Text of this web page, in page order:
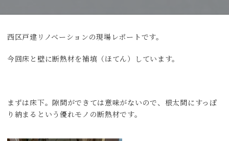
西区戸建リノベーションの現場レポートです。
今回床と壁に断熱材を補填（ほてん）しています。
まずは床下。隙間ができては意味がないので、根太間にすっぽ
り納まるという優れモノの断熱材です。